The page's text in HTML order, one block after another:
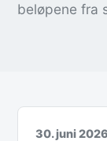
beløpene fra
30. juni 2026